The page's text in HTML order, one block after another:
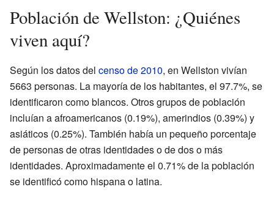
Población de Wellston: ¿Quiénes
viven aquí?
Según los datos del censo de 2010, en Wellston vivían
5663 personas. La mayoría de los habitantes, el 97.7%, se
identificaron como blancos. Otros grupos de población
incluían a afroamericanos (0.19%), amerindios (0.39%) y
asiáticos (0.25%). También había un pequeño porcentaje
de personas de otras identidades o de dos o más
identidades. Aproximadamente el 0.71% de la población
se identificó como hispana o latina.